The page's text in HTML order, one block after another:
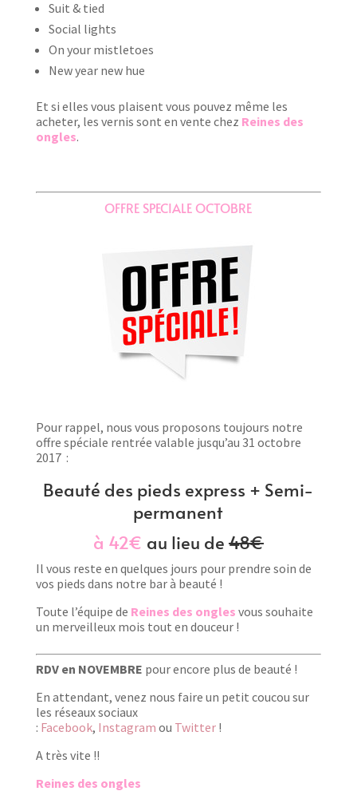
Suit & tied
Social lights
On your mistletoes
New year new hue
Et si elles vous plaisent vous pouvez même les
acheter, les vernis sont en vente chez Reines des
ongles.
OFFRE SPECIALE OCTOBRE
Pour rappel, nous vous proposons toujours notre
offre spéciale rentrée valable jusqu’au 31 octobre
2017 :
Beauté des pieds express + Semi-
permanent
à 42€ au lieu de 48€
Il vous reste en quelques jours pour prendre soin de
vos pieds dans notre bar à beauté !
Toute l’équipe de Reines des ongles vous souhaite
un merveilleux mois tout en douceur !
RDV en NOVEMBRE pour encore plus de beauté !
En attendant, venez nous faire un petit coucou sur
les réseaux sociaux
: Facebook, Instagram ou Twitter!
A très vite !!
Reines des ongles